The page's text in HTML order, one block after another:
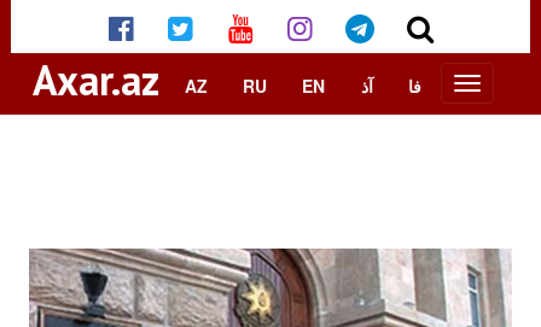
Axar.az AZ RU EN آذ فا